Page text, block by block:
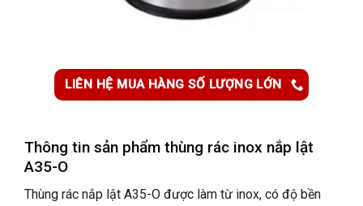
LIÊN HỆ MUA HÀNG SỐ LƯỢNG LỚN
Thông tin sản phẩm thùng rác inox nắp lật
A35-O
Thùng rác nắp lật A35-O được làm từ inox, có độ bền